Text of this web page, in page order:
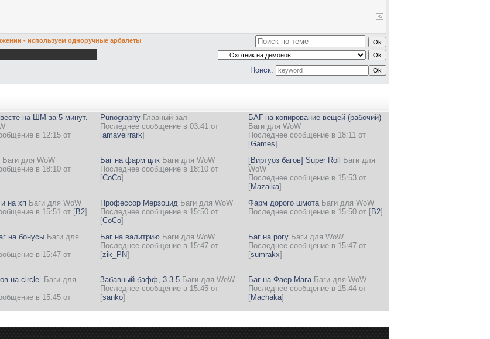
- используем одноручные арбалеты
Поиск:
на ШМ за 5 минут.
в 12:15 от
Punography Главный зал
Последнее сообщение в 03:41 от
[amaveirrark]
БАГ на копирование вещей (рабочий)
Баги для WoW
Последнее сообщение в 18:11 от
[Games]
Баги для WoW
в 18:10 от
Баг на фарм цлк Баги для WoW
Последнее сообщение в 18:10 от
[CoCo]
[Виртуоз багов] Super Roll
Баги для
WoW
Последнее сообщение в 15:53 от
[Mazaika]
на хп Баги для WoW
в 15:51 от [B2]
Профессор Мерзоцид Баги для WoW
Последнее сообщение в 15:50 от
[CoCo]
Фарм дорого шмота Баги для WoW
Последнее сообщение в 15:50 от [B2]
на бонусы Баги для
в 15:47 от
Баг на валитрию Баги для WoW
Последнее сообщение в 15:47 от
[zik_PN]
Баг на рогу Баги для WoW
Последнее сообщение в 15:47 от
[sumrakx]
на circle. Баги для
в 15:45 от
Забавный бафф, 3.3.5 Баги для WoW
Последнее сообщение в 15:45 от
[sanko]
Баг на Фаер Мага Баги для WoW
Последнее сообщение в 15:44 от
[Machaka]